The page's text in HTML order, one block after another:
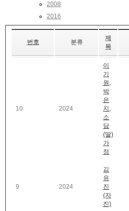
2008
2016
번호 분류
제
목
10 2024
이
기
원,
박
은
지,
소
담
(딸)
가
정
9 2024
김
유
진
(자
진)